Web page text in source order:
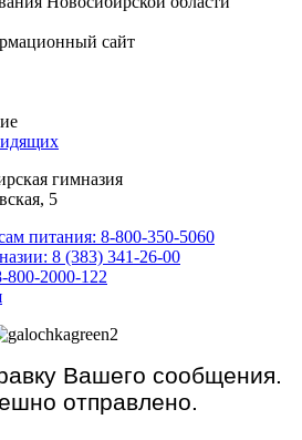
гимназия
5
питания: 8-800-350-5060
8 (383) 341-26-00
800-2000-122
Вашего сообщения.
отправлено.